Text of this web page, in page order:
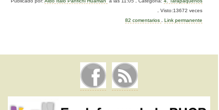
c
o
tt
m
tir
Visto:13672 veces
82 comentarios
Link permanente